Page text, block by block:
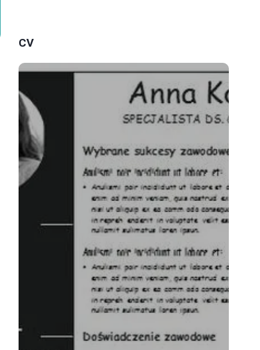
CV